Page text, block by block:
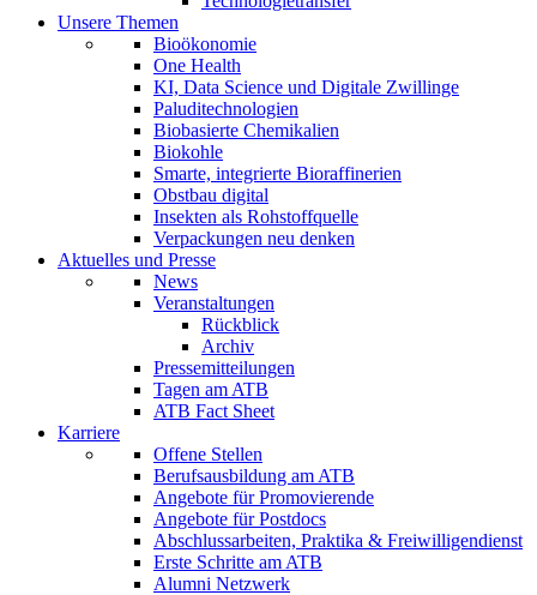
Unsere Themen
Bioökonomie
One Health
KI, Data Science und Digitale Zwillinge
Paluditechnologien
Biobasierte Chemikalien
Biokohle
Smarte, integrierte Bioraffinerien
Obstbau digital
Insekten als Rohstoffquelle
Verpackungen neu denken
Aktuelles und Presse
News
Veranstaltungen
Rückblick
Archiv
Pressemitteilungen
Tagen am ATB
ATB Fact Sheet
Karriere
Offene Stellen
Berufsausbildung am ATB
Angebote für Promovierende
Angebote für Postdocs
Abschlussarbeiten, Praktika & Freiwilligendienst
Erste Schritte am ATB
Alumni Netzwerk